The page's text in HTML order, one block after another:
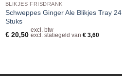
BLIKJES FRISDRANK
Schweppes Ginger Ale Blikjes Tray 24
Stuks
€20,50
excl. btw
excl. statiegeld van €3,60